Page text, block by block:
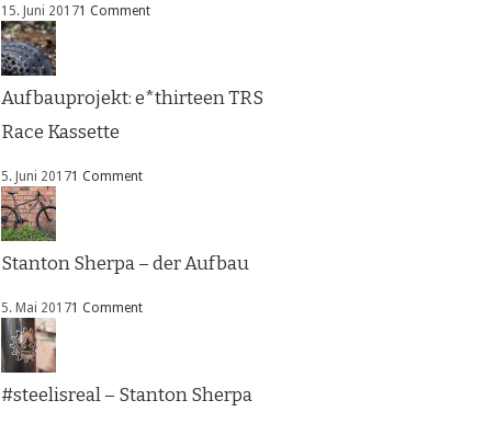
15. Juni 20171 Comment
Aufbauprojekt: e*thirteen TRS
Race Kassette
5. Juni 20171 Comment
Stanton Sherpa – der Aufbau
5. Mai 20171 Comment
#steelisreal – Stanton Sherpa